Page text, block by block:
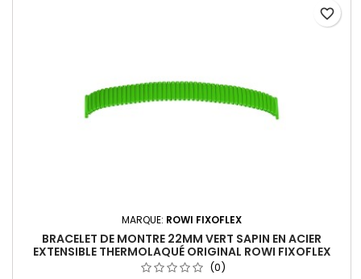
MARQUE: ROWI FIXOFLEX
BRACELET DE MONTRE 22MM VERT SAPIN EN ACIER
EXTENSIBLE THERMOLAQUÉ ORIGINAL ROWI FIXOFLEX
(0)
favorite_border